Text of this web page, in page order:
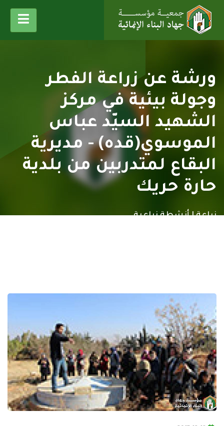
ورشة عن زراعة الفطر
وجولة بيئية في مركز
الشهيد السيّد عباس
الموسوي(قده) - مديرية
البقاع لمتدربين من بلدية
حارة حريك
زراعة | أنشطة زراعية